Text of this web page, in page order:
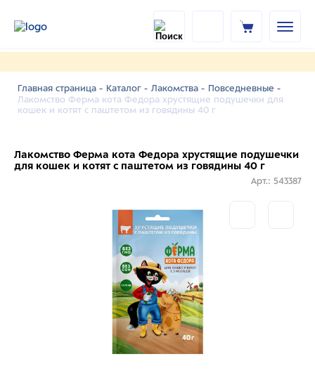
Главная страница - Каталог - Лакомства - Повседневные -
Лакомство Ферма кота Федора хрустящие подушечки для
кошек и котят с паштетом из говядины 40 г
Лакомство Ферма кота Федора хрустящие подушечки
для кошек и котят с паштетом из говядины 40 г
Арт.: 543387